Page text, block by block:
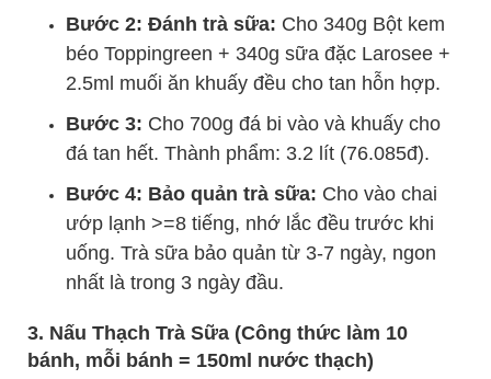
Bước 2: Đánh trà sữa: Cho 340g Bột kem
béo Toppingreen + 340g sữa đặc Larosee +
2.5ml muối ăn khuấy đều cho tan hỗn hợp.
Bước 3: Cho 700g đá bi vào và khuấy cho
đá tan hết. Thành phẩm: 3.2 lít (76.085đ).
Bước 4: Bảo quản trà sữa: Cho vào chai
ướp lạnh >=8 tiếng, nhớ lắc đều trước khi
uống. Trà sữa bảo quản từ 3-7 ngày, ngon
nhất là trong 3 ngày đầu.
3. Nấu Thạch Trà Sữa (Công thức làm 10
bánh, mỗi bánh = 150ml nước thạch)